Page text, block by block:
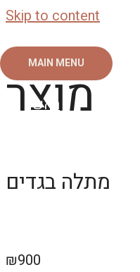
Skip to content
MAIN MENU
ראשי
מוצר
מתלה בגדים
₪900